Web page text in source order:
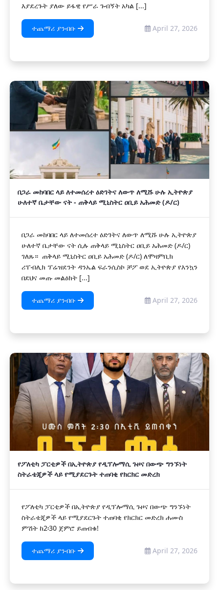
እያደረጉት ያለው ይፋዊ የሥራ ጉብኝት አካል [...]
ተጨማሪ ያንብቡ April 27, 2026
በጋራ መከባበር ላይ ለተመሰረተ ዕድገትና ለውጥ ለሚሹ ሁሉ ኢትዮጵያ
ሁለተኛ ቤታቸው ናት - ጠቅላይ ሚኒስትር ዐቢይ አሕመድ (ዶ/ር)
በጋራ መከባበር ላይ ለተመሰረተ ዕድገትና ለውጥ ለሚሹ ሁሉ ኢትዮጵያ
ሁለተኛ ቤታቸው ናት ሲሉ ጠቅላይ ሚኒስትር ዐቢይ አሕመድ (ዶ/ር)
ገለጹ። ጠቅላይ ሚኒስትር ዐቢይ አሕመድ (ዶ/ር) ለሞዛምቢክ
ሪፐብሊክ ፕሬዝደንት ዳንኤል ፍራንሲስኮ ቻፖ ወደ ኢትዮጵያ የእንኳን
በደህና መጡ መልዕክት [...]
ተጨማሪ ያንብቡ April 27, 2026
የፖለቲካ ፓርቲዎች በኢትዮጵያ የዲፕሎማሲ ጉዞና በውጭ ግንኙነት
ስትራቴጂዎች ላይ የሚያደርጉት ተጠባቂ የክርክር መድረክ
የፖለቲካ ፓርቲዎች በኢትዮጵያ የዲፕሎማሲ ጉዞና በውጭ ግንኙነት
ስትራቴጂዎች ላይ የሚያደርጉት ተጠባቂ የክርክር መድረክ ሐሙስ
ምሽት ከ2፡30 ጀምሮ ይጠብቁ!
ተጨማሪ ያንብቡ April 27, 2026